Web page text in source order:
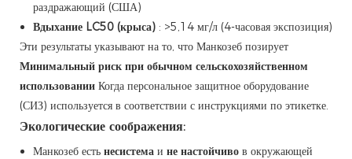
раздражающий (США)
Вдыхание LC50 (крыса) : >5,14 мг/л (4-часовая экспозиция)
Эти результаты указывают на то, что Манкозеб позирует
Минимальный риск при обычном сельскохозяйственном
использовании Когда персональное защитное оборудование
(СИЗ) используется в соответствии с инструкциями по этикетке.
Экологические соображения:
Манкозеб есть несистема и не настойчиво в окружающей